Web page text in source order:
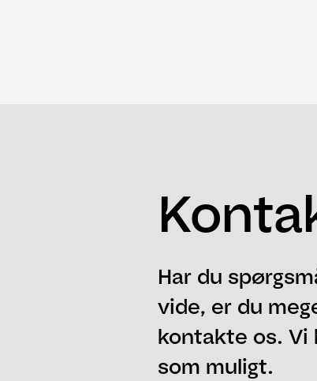
Har du
vide, er du
kontakte os.
som muligt.